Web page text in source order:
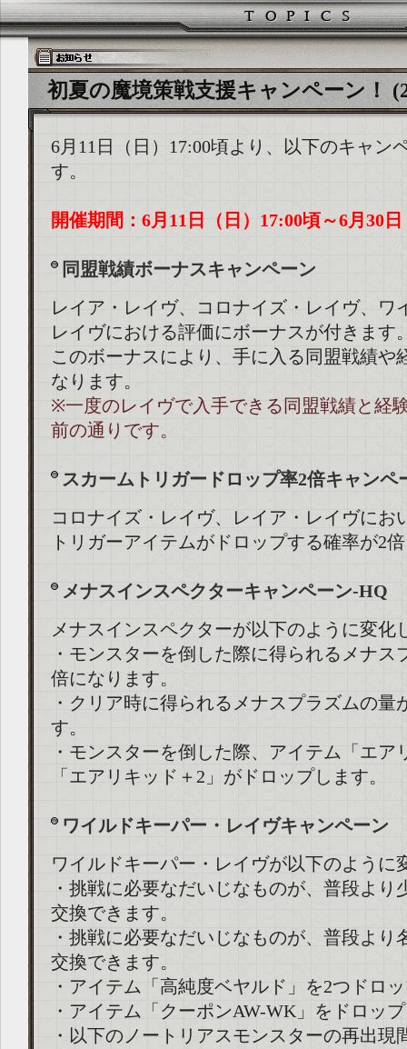
初夏の魔境策戦支援キャンペーン！
6月11日（日）17:00頃より、以下のキャン
す。
開催期間：6月11日（日）17:00頃～6月30
同盟戦績ボーナスキャンペーン
レイア・レイヴ、コロナイズ・レイヴ、ワ
レイヴにおける評価にボーナスが付きます
このボーナスにより、手に入る同盟戦績や
なります。
※一度のレイヴで入手できる同盟戦績と経
前の通りです。
スカームトリガードロップ率2倍キャンペ
コロナイズ・レイヴ、レイア・レイヴにお
トリガーアイテムがドロップする確率が2
メナスインスペクターキャンペーン-HQ
メナスインスペクターが以下のように変化
・モンスターを倒した際に得られるメナス
倍になります。
・クリア時に得られるメナスプラズムの量
す。
・モンスターを倒した際、アイテム「エア
「エアリキッド＋2」がドロップします。
ワイルドキーパー・レイヴキャンペーン
ワイルドキーパー・レイヴが以下のように
・挑戦に必要なだいじなものが、普段より
交換できます。
・挑戦に必要なだいじなものが、普段より
交換できます。
・アイテム「高純度ベヤルド」を2つドロ
・アイテム「クーポンAW-WK」をドロッ
・以下のノートリアスモンスターの再出現